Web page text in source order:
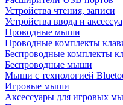
Устройства чтения, записи
Устройства ввода и
Проводные мыши
Проводные комплекты
Беспроводные комплекты
Беспроводные мыши
Мыши с технологией
Игровые мыши
Аксессуары для игровых